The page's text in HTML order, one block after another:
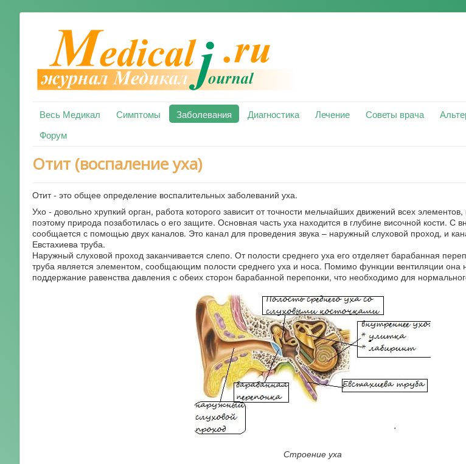
Весь Медикал Симптомы Заболевания Диагностика Лечение Советы врача
Форум
Отит (воспаление уха)
Отит - это общее определение воспалительных заболеваний уха.
Ухо - довольно хрупкий орган, работа которого зависит от точности мельчайших движений всех элементов,
поэтому природа позаботилась о его защите. Основная часть уха находится в глубине височной кости. С
сообщается с помощью двух каналов. Это канал для проведения звука – наружный слуховой проход, и
Евстахиева труба.
Наружный слуховой проход заканчивается слепо. От полости среднего уха его отделяет барабанная
труба является элементом, сообщающим полости среднего уха и носа. Помимо функции вентиляции она
поддержание равенства давления с обеих сторон барабанной перепонки, что необходимо для
Строение уха